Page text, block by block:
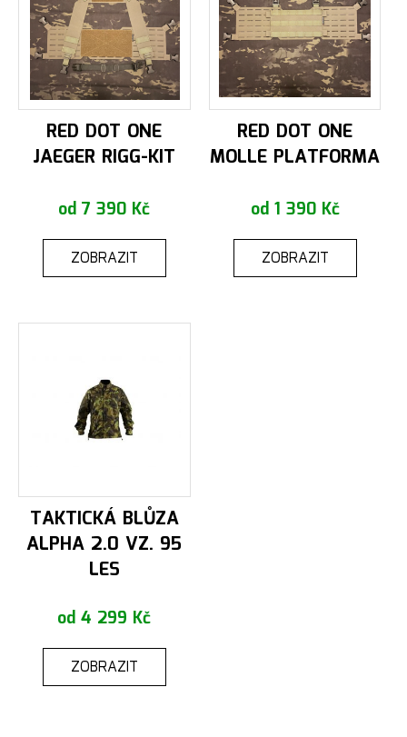
RED DOT ONE
JAEGER RIGG-KIT
od 7 390 Kč
ZOBRAZIT
RED DOT ONE
MOLLE PLATFORMA
od 1 390 Kč
ZOBRAZIT
TAKTICKÁ BLŮZA
ALPHA 2.0 VZ. 95
LES
od 4 299 Kč
ZOBRAZIT